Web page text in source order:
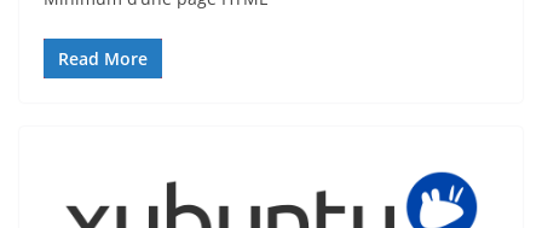
Read More